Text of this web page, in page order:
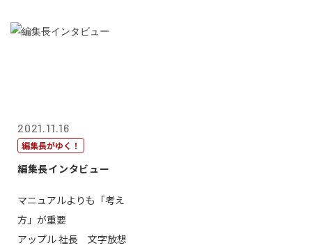
2021.11.16
編集長がゆく！
編集長インタビュー
マニュアルよりも「考え
方」が重要
アップル 社長 文字放想